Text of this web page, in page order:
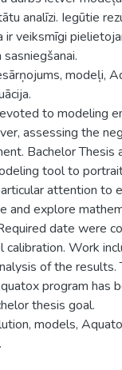
analīzi. Iegūtie
veiksmīgi
modeļi,
to modeling
assessing the
Bachelor Thesis
tool to
attention to
and explore
date were
calibration. Work
of the results.
program has
thesis goal.
models,